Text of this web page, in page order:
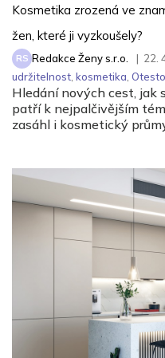
Kosmetika zrozená ve
žen, které ji vyzkoušely?
RS Redakce Ženy s.r.o. | 22.
udržitelnost kosmetika
Hledání nových cest, jak
patří k nejpalčivějším
zasáhl i kosmetický